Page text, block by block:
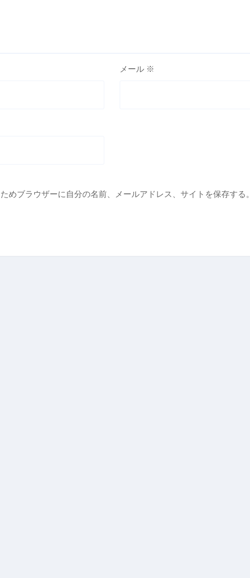
メール ※
めブラウザーに自分の名前、メールアドレス、サイトを保存する。